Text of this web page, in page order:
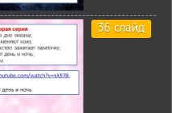
36 слайд